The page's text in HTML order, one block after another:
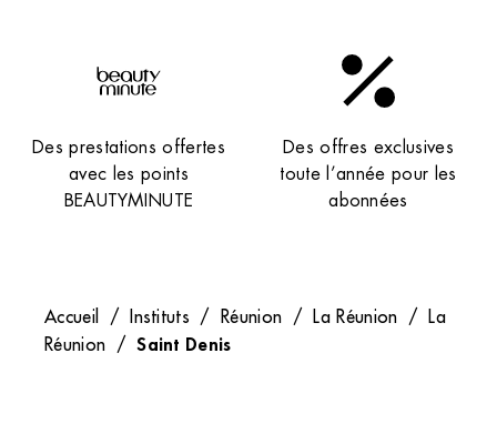
Des prestations offertes
avec les points
BEAUTYMINUTE
Des offres exclusives
toute l’année pour les
abonnées
Accueil / Instituts / Réunion / La Réunion / La
Réunion / Saint Denis